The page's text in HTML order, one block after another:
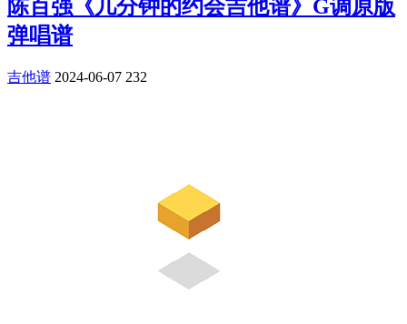
陈百强《几分钟的约会吉他谱》G调原版
弹唱谱
吉他谱 2024-06-07 232